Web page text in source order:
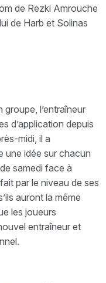
de Rezki Amrouche
de Harb et Solinas
groupe, l’entraîneur
d’application depuis
midi, il a
une idée sur chacun
samedi face à
par le niveau de ses
auront la même
les joueurs
entraîneur et